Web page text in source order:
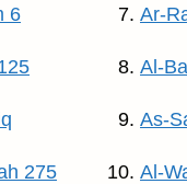
6
275
Ar-
Al-
As-
Al-